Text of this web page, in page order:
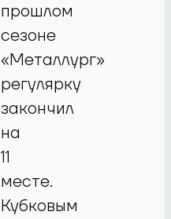
прошлом
сезоне
«Металлург»
регулярку
закончил
на
11
месте.
Кубковым